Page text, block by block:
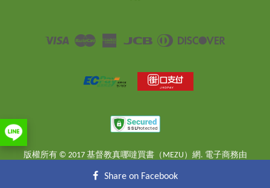
Visa Master
American
JCB
Diners
版權所有 © 2017 基督教真哪噠買書（MEZU）網. 電子商務由
Share on Facebook